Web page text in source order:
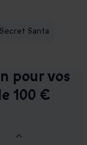
Santa
pour vos
100 €